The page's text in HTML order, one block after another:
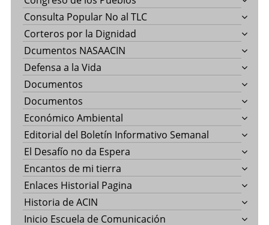
Consulta Popular No al TLC
Corteros por la Dignidad
Dcumentos NASAACIN
Defensa a la Vida
Documentos
Documentos
Económico Ambiental
Editorial del Boletín Informativo Semanal
El Desafío no da Espera
Encantos de mi tierra
Enlaces Historial Pagina
Historia de ACIN
Inicio Escuela de Comunicación